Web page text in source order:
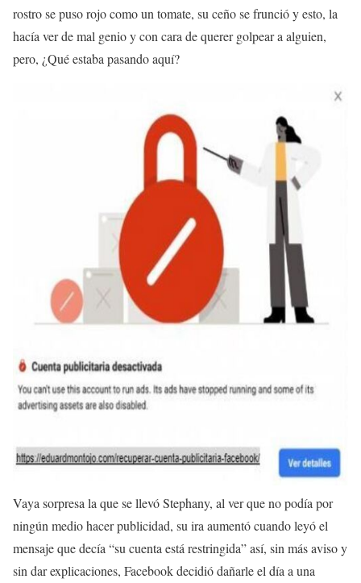
rostro se puso rojo como un tomate, su ceño se frunció y esto, la
hacía ver de mal genio y con cara de querer golpear a alguien,
pero, ¿Qué estaba pasando aquí?
Vaya sorpresa la que se llevó Stephany, al ver que no podía por
ningún medio hacerpublicidad, su ira aumentó cuando leyó el
mensaje que decía “su cuenta está restringida” así, sin más aviso y
sin dar explicaciones, Facebookdecidió dañarle el día a una